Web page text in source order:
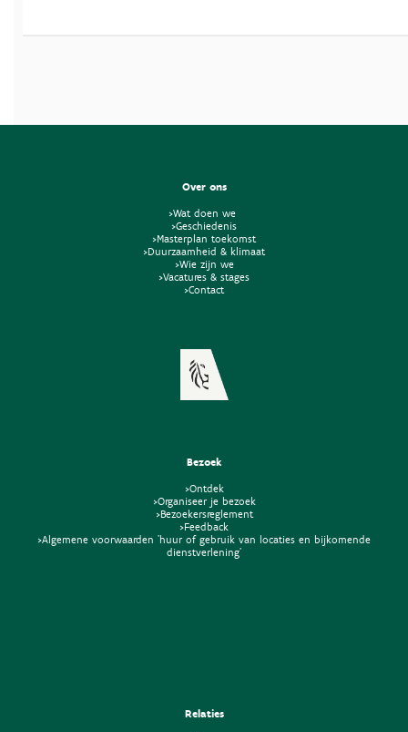
Over ons
>Wat doen we
>Geschiedenis
>Masterplan toekomst
>Duurzaamheid & klimaat
>Wie zijn we
>Vacatures & stages
>Contact
Bezoek
>Ontdek
>Organiseer je bezoek
>Bezoekersreglement
>Feedback
>Algemene voorwaarden 'huur of gebruik van locaties en bijkomende
dienstverlening'
Relaties